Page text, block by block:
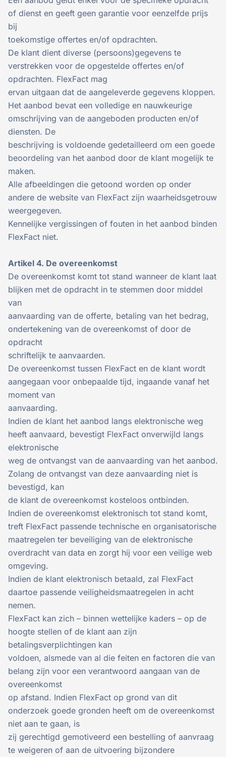
of dienst en geeft geen garantie voor eenzelfde prijs
bij
toekomstige offertes en/of opdrachten.
De klant dient diverse (persoons)gegevens te
verstrekken voor de opgestelde offertes en/of
opdrachten. FlexFact mag
ervan uitgaan dat de aangeleverde gegevens kloppen.
Het aanbod bevat een volledige en nauwkeurige
omschrijving van de aangeboden producten en/of
diensten. De
beschrijving is voldoende gedetailleerd om een goede
beoordeling van het aanbod door de klant mogelijk te
maken.
Alle afbeeldingen die getoond worden op onder
andere de website van FlexFact zijn waarheidsgetrouw
weergegeven.
Kennelijke vergissingen of fouten in het aanbod binden
FlexFact niet.
Artikel 4. De overeenkomst
De overeenkomst komt tot stand wanneer de klant laat
blijken met de opdracht in te stemmen door middel
van
aanvaarding van de offerte, betaling van het bedrag,
ondertekening van de overeenkomst of door de
opdracht
schriftelijk te aanvaarden.
De overeenkomst tussen FlexFact en de klant wordt
aangegaan voor onbepaalde tijd, ingaande vanaf het
moment van
aanvaarding.
Indien de klant het aanbod langs elektronische weg
heeft aanvaard, bevestigt FlexFact onverwijld langs
elektronische
weg de ontvangst van de aanvaarding van het aanbod.
Zolang de ontvangst van deze aanvaarding niet is
bevestigd, kan
de klant de overeenkomst kosteloos ontbinden.
Indien de overeenkomst elektronisch tot stand komt,
treft FlexFact passende technische en organisatorische
maatregelen ter beveiliging van de elektronische
overdracht van data en zorgt hij voor een veilige web
omgeving.
Indien de klant elektronisch betaald, zal FlexFact
daartoe passende veiligheidsmaatregelen in acht
nemen.
FlexFact kan zich – binnen wettelijke kaders – op de
hoogte stellen of de klant aan zijn
betalingsverplichtingen kan
voldoen, alsmede van al die feiten en factoren die van
belang zijn voor een verantwoord aangaan van de
overeenkomst
op afstand. Indien FlexFact op grond van dit
onderzoek goede gronden heeft om de overeenkomst
niet aan te gaan, is
zij gerechtigd gemotiveerd een bestelling of aanvraag
te weigeren of aan de uitvoering bijzondere